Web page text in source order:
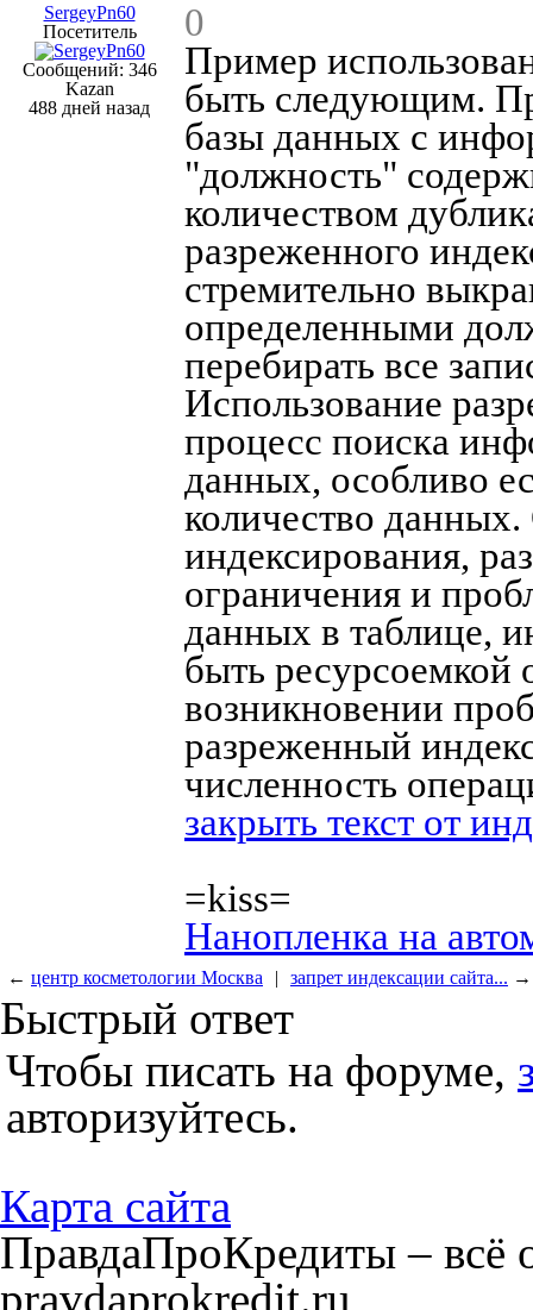
SergeyPn60
Посетитель
Сообщений: 346
Kazan
488 дней назад
0
Пример
быть следующим.
базы данных с
"должность"
количеством
разреженного
стремительно
определенными
перебирать все
Использование
процесс поиска
данных, особливо
количество
индексирования,
ограничения и
данных в таблице,
быть ресурсоемкой
возникновении
разреженный
численность
закрыть текст от
=kiss=
Нанопленка на
← центр косметологии Москва | запрет индексации сайта... →
Быстрый ответ
Чтобы писать на форуме,
авторизуйтесь.
Карта сайта
ПравдаПроКредиты – всё
pravdaprokredit.ru